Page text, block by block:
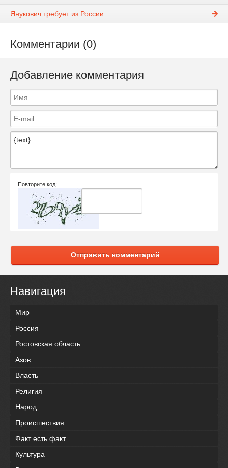
Янукович требует из России
Комментарии (0)
Добавление комментария
Повторите код:
Отправить комментарий
Навигация
Мир
Россия
Ростовская область
Азов
Власть
Религия
Народ
Происшествия
Факт есть факт
Культура